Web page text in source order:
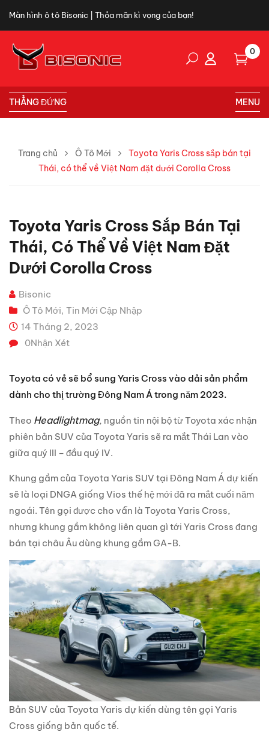
Màn hình ô tô Bisonic | Thỏa mãn kì vọng của bạn!
0
THẲNG ĐỨNG MENU
Trang chủ Ô Tô Mới
Toyota Yaris Cross sắp bán tại
Thái, có thể về Việt Nam đặt dưới Corolla Cross
Toyota Yaris Cross Sắp Bán Tại
Thái, Có Thể Về Việt Nam Đặt
Dưới Corolla Cross
Bisonic
Ô Tô Mới, Tin Mới Cập Nhập
14 Tháng 2, 2023
0Nhận Xét
Toyota có vẻ sẽ bổ sung Yaris Cross vào dải sản phẩm
dành cho thị trường Đông Nam Á trong năm 2023.
Theo Headlightmag, nguồn tin nội bộ từ Toyota xác nhận
phiên bản SUV của Toyota Yaris sẽ ra mắt Thái Lan vào
giữa quý III – đầu quý IV.
Khung gầm của Toyota Yaris SUV tại Đông Nam Á dự kiến
sẽ là loại DNGA giống Vios thế hệ mới đã ra mắt cuối năm
ngoái. Tên gọi được cho vẫn là Toyota Yaris Cross,
nhưng khung gầm không liên quan gì tới Yaris Cross đang
bán tại châu Âu dùng khung gầm GA-B.
Bản SUV của Toyota Yaris dự kiến dùng tên gọi Yaris
Cross giống bản quốc tế.